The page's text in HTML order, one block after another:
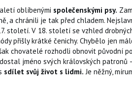
oblíbenými společenskými psy.
a chránili je tak před chladem.
století. V 18. století se vzhled
přišly krátké čenichy. Chybělo jen
chovatelé rozhodli obnovit původní
jméno svých královských patronů
sdílet svůj život s lidmi. Je něžný,